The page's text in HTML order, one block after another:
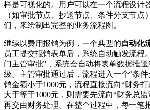
样是可视化的。用户可以在一个流程设计
（如审批节点、抄送节点、条件分支节点
们，来绘制出完整的业务流程图。
继续以费用报销为例，一个典型的自动化
员工提交报销表单后，系统自动触发流程
门主管审批”，系统会自动将表单数据推
级。主管审批通过后，流程进入一个“条
销金额小于1000元，流程直接流向“财务
大于等于1000元，则需要先流向“财务总
再交由财务处理。在整个过程中，每一笔